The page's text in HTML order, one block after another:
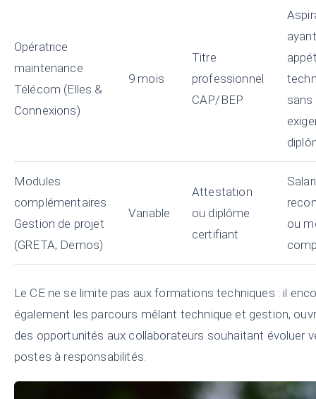
Opératrice
maintenance
Télécom (Elles &
Connexions)
9 mois
Titre
professionnel
CAP/BEP
sans
Modules
complémentaires
Gestion de projet
(GRETA, Demos)
Variable
Attestation
ou diplôme
certifiant
ou
Le CE ne se limite pas aux formations techniques : il
également les parcours mêlant technique et gestion,
des opportunités aux collaborateurs souhaitant évoluer
postes à responsabilités.